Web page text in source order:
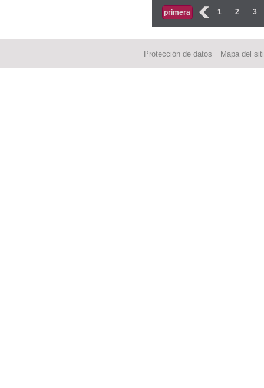
Páginas
primera ‹ 1 2 3
Protección de datos Mapa del